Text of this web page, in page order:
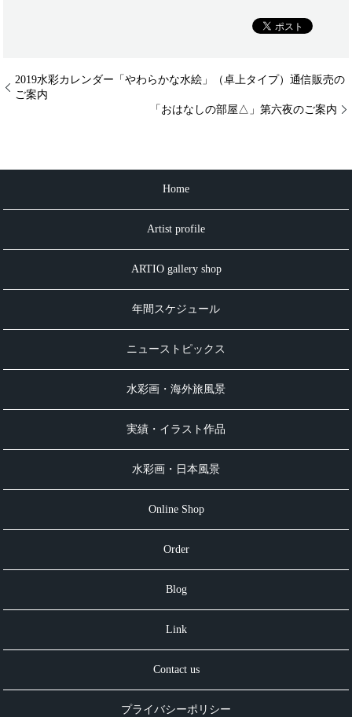
2019水彩カレンダー「やわらかな水絵」（卓上タイプ）通信販売の
ご案内
「おはなしの部屋△」第六夜のご案内
Home
Artist profile
ARTIO gallery shop
年間スケジュール
ニューストピックス
水彩画・海外旅風景
実績・イラスト作品
水彩画・日本風景
Online Shop
Order
Blog
Link
Contact us
プライバシーポリシー